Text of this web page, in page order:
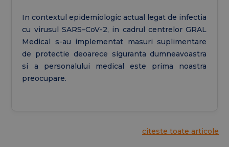
In contextul epidemiologic actual legat de infectia
cu virusul SARS–CoV-2, in cadrul centrelor GRAL
Medical s-au implementat masuri suplimentare
de protectie deoarece siguranta dumneavoastra
si a personalului medical este prima noastra
preocupare.
citeste toate articole